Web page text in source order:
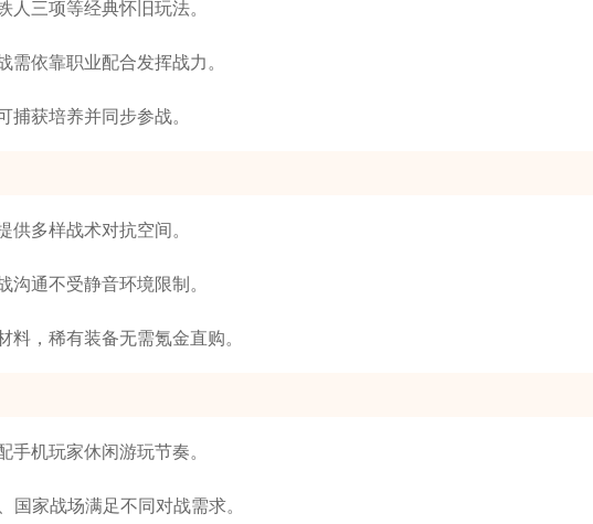
人三项等经典怀旧玩法。
需依靠职业配合发挥战力。
捕获培养并同步参战。
供多样战术对抗空间。
沟通不受静音环境限制。
，稀有装备无需氪金直购。
手机玩家休闲游玩节奏。
国家战场满足不同对战需求。